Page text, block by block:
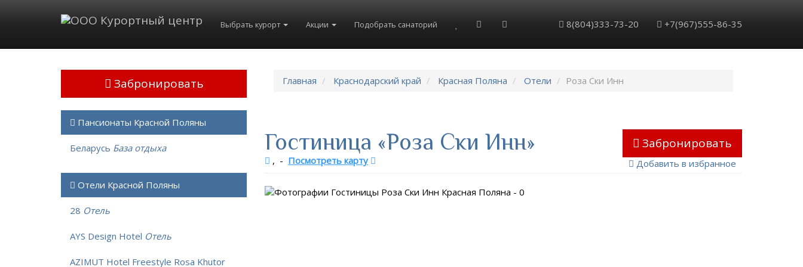
Выбрать курорт Акции Подобрать санаторий 8(804)333-73-20 +7(967)555-86-35
Главная Краснодарский край Красная Поляна Отели Роза Ски Инн
Забронировать
Добавить в избранное
Гостиница «Роза Ски Инн»
, - Посмотреть карту
Забронировать
Пансионаты Красной Поляны
Беларусь База отдыха
Отели Красной Поляны
28 Отель
AYS Design Hotel Отель
AZIMUT Hotel Freestyle Rosa Khutor